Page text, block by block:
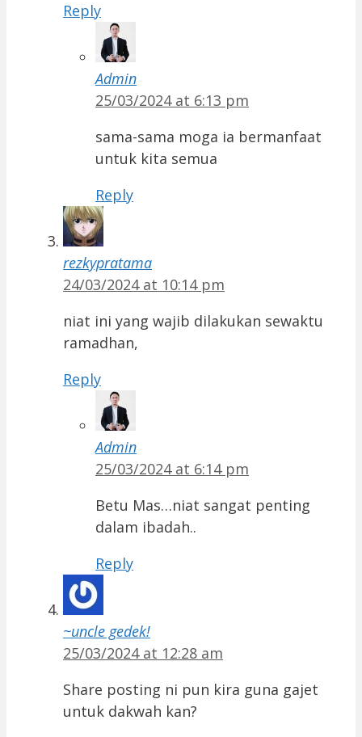
Reply
Admin
25/03/2024 at 6:13 pm
sama-sama moga ia bermanfaat
untuk kita semua
Reply
rezkypratama
24/03/2024 at 10:14 pm
niat ini yang wajib dilakukan sewaktu
ramadhan,
Reply
Admin
25/03/2024 at 6:14 pm
Betu Mas…niat sangat penting
dalam ibadah..
Reply
~uncle gedek!
25/03/2024 at 12:28 am
Share posting ni pun kira guna gajet
untuk dakwah kan?